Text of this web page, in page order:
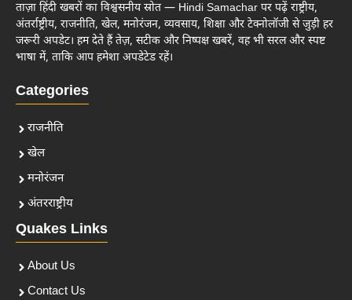
ताज़ा हिंदी खबरों का विश्वसनीय स्रोत — Hindi Samachar पर पढ़ें राष्ट्रीय,
अंतर्राष्ट्रीय, राजनीति, खेल, मनोरंजन, व्यवसाय, शिक्षा और टेक्नोलॉजी से जुड़ी हर
जरूरी अपडेट। हम देते हैं तेज़, सटीक और निष्पक्ष खबरें, वह भी सरल और स्पष्ट
भाषा में, ताकि आप हमेशा अपडेटेड रहें।
Categories
राजनीति
खेल
मनोरंजन
अंतरराष्ट्रीय
Quakes Links
About Us
Contact Us